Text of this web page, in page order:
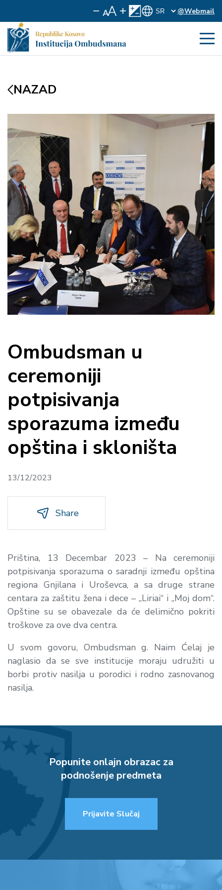
@Webmail
NAZAD
Ombudsman u
ceremoniji
potpisivanja
sporazuma između
opština i skloništa
13/12/2023
Share
Priština, 13 Decembar 2023 – Na ceremoniji
potpisivanja sporazuma o saradnji između opština
regiona Gnjilana i Uroševca, a sa druge strane
centara za zaštitu žena i dece – „Liriai“ i „Moj dom“.
Opštine su se obavezale da će delimično pokriti
troškove za ove dva centra.
U svom govoru, Ombudsman g. Naim Ćelaj je
naglasio da se sve institucije moraju udružiti u
borbi protiv nasilja u porodici i rodno zasnovanog
nasilja.
Popunite onlajn obrazac za
podnošenje predmeta
Prijavite Slučaj